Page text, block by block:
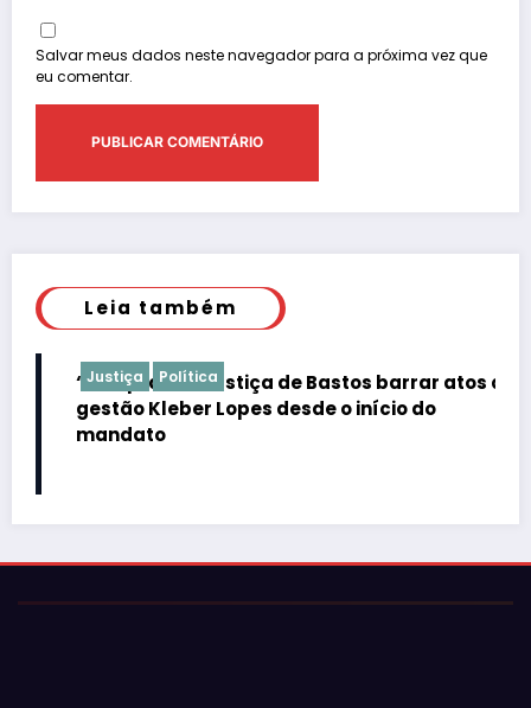
Salvar meus dados neste navegador para a próxima vez que
eu comentar.
Leia também
Justiça Política
“É de praxe”: Justiça de Bastos barrar atos da
gestão Kleber Lopes desde o início do
mandato